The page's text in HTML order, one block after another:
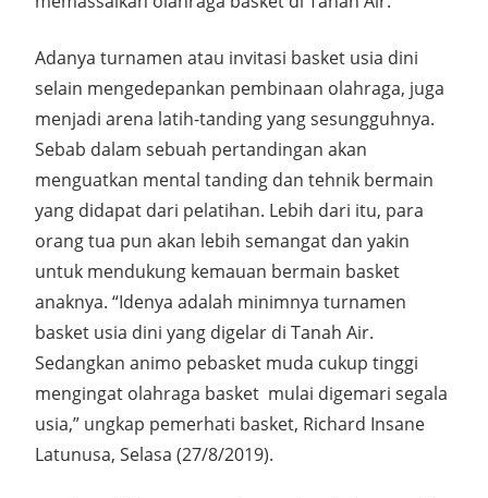
Adanya turnamen atau invitasi basket usia dini
selain mengedepankan pembinaan olahraga, juga
menjadi arena latih-tanding yang sesungguhnya.
Sebab dalam sebuah pertandingan akan
menguatkan mental tanding dan tehnik bermain
yang didapat dari pelatihan. Lebih dari itu, para
orang tua pun akan lebih semangat dan yakin
untuk mendukung kemauan bermain basket
anaknya. “Idenya adalah minimnya turnamen
basket usia dini yang digelar di Tanah Air.
Sedangkan animo pebasket muda cukup tinggi
mengingat olahraga basket mulai digemari segala
usia,” ungkap pemerhati basket, Richard Insane
Latunusa, Selasa (27/8/2019).